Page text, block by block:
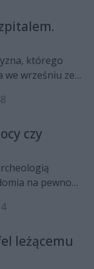
którego
we wrześniu ze
czy
na pewno
w Muzeum
leżącemu